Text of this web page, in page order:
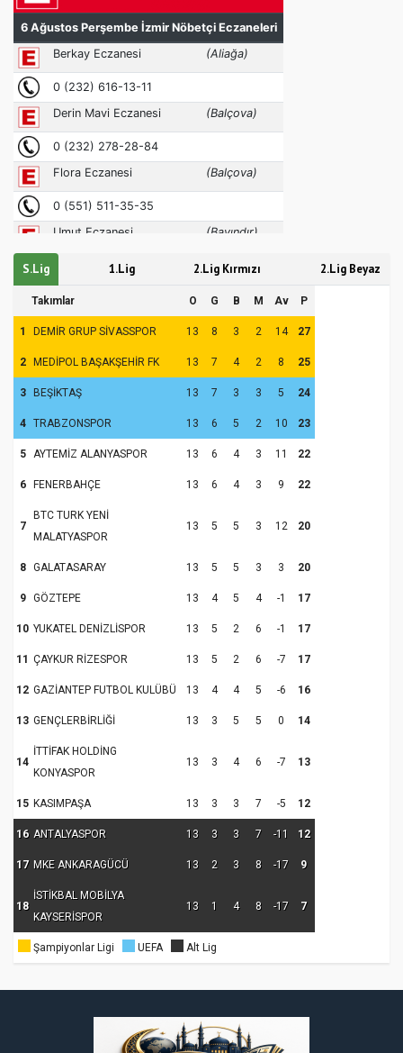
S.Lig 1.Lig 2.Lig Kırmızı 2.Lig Beyaz
Takımlar O G B M Av P
1 DEMİR GRUP SİVASSPOR 13 8 3 2 14 27
2 MEDİPOL BAŞAKŞEHİR FK 13 7 4 2 8 25
3 BEŞİKTAŞ 13 7 3 3 5 24
4 TRABZONSPOR 13 6 5 2 10 23
5 AYTEMİZ ALANYASPOR 13 6 4 3 11 22
6 FENERBAHÇE 13 6 4 3 9 22
7
BTC TURK YENİ
MALATYASPOR
13 5 5 3 12 20
8 GALATASARAY 13 5 5 3 3 20
9 GÖZTEPE 13 4 5 4 -1 17
10 YUKATEL DENİZLİSPOR 13 5 2 6 -1 17
11 ÇAYKUR RİZESPOR 13 5 2 6 -7 17
12 GAZİANTEP FUTBOL KULÜBÜ 13 4 4 5 -6 16
13 GENÇLERBİRLİĞİ 13 3 5 5 0 14
14
İTTİFAK HOLDİNG
KONYASPOR
13 3 4 6 -7 13
15 KASIMPAŞA 13 3 3 7 -5 12
16 ANTALYASPOR 13 3 3 7 -11 12
17 MKE ANKARAGÜCÜ 13 2 3 8 -17 9
18
İSTİKBAL MOBİLYA
KAYSERİSPOR
13 1 4 8 -17 7
Şampiyonlar Ligi UEFA Alt Lig